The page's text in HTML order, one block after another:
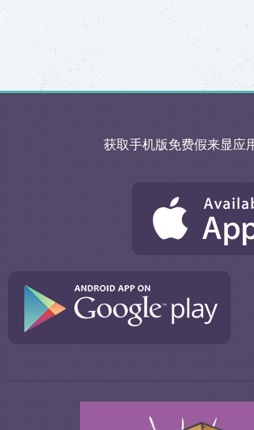
获取手机版免费假来显应